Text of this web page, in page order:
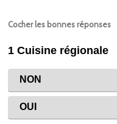
Cocher les bonnes réponses